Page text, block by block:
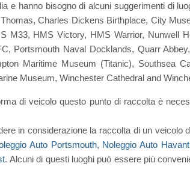
e hanno bisogno di alcuni suggerimenti di
Charles Dickens Birthplace, City
M33, HMS Victory, HMS Warrior, Nunwell
Portsmouth Naval Docklands, Quarr
Maritime Museum (Titanic), Southsea
Museum, Winchester Cathedral and
di veicolo questo punto di raccolta è
in considerazione la raccolta di un veicolo
Auto Portsmouth, Noleggio Auto Havant
. Alcuni di questi luoghi può essere più